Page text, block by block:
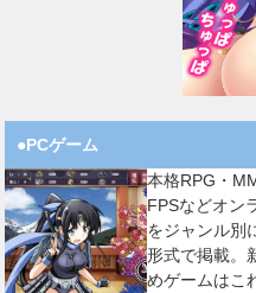
●PCゲーム
本格RPG・
FPSなどオン
をジャンル別
形式で掲載。
めゲームはこ